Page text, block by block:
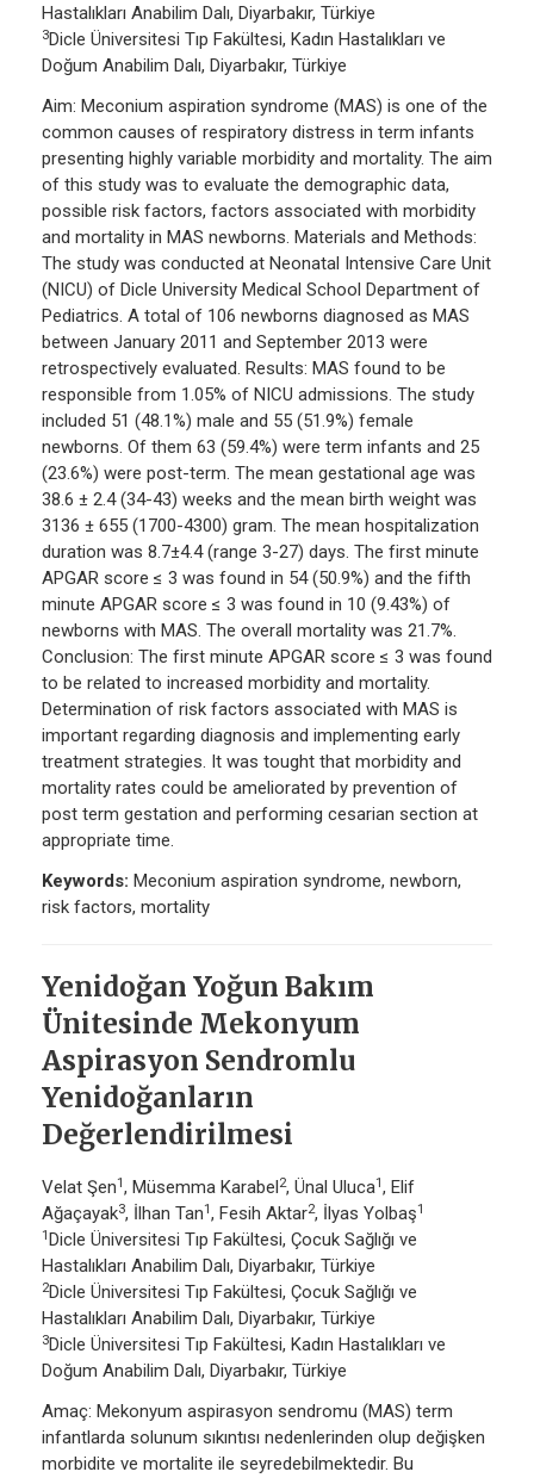
Hastalıkları Anabilim Dalı, Diyarbakır, Türkiye
3Dicle Üniversitesi Tıp Fakültesi, Kadın Hastalıkları ve
Doğum Anabilim Dalı, Diyarbakır, Türkiye
Aim: Meconium aspiration syndrome (MAS) is one of the
common causes of respiratory distress in term infants
presenting highly variable morbidity and mortality. The aim
of this study was to evaluate the demographic data,
possible risk factors, factors associated with morbidity
and mortality in MAS newborns. Materials and Methods:
The study was conducted at Neonatal Intensive Care Unit
(NICU) of Dicle University Medical School Department of
Pediatrics. A total of 106 newborns diagnosed as MAS
between January 2011 and September 2013 were
retrospectively evaluated. Results: MAS found to be
responsible from 1.05% of NICU admissions. The study
included 51 (48.1%) male and 55 (51.9%) female
newborns. Of them 63 (59.4%) were term infants and 25
(23.6%) were post-term. The mean gestational age was
38.6 ± 2.4 (34-43) weeks and the mean birth weight was
3136 ± 655 (1700-4300) gram. The mean hospitalization
duration was 8.7±4.4 (range 3-27) days. The first minute
APGAR score ≤ 3 was found in 54 (50.9%) and the fifth
minute APGAR score ≤ 3 was found in 10 (9.43%) of
newborns with MAS. The overall mortality was 21.7%.
Conclusion: The first minute APGAR score ≤ 3 was found
to be related to increased morbidity and mortality.
Determination of risk factors associated with MAS is
important regarding diagnosis and implementing early
treatment strategies. It was tought that morbidity and
mortality rates could be ameliorated by prevention of
post term gestation and performing cesarian section at
appropriate time.
Keywords: Meconium aspiration syndrome, newborn,
risk factors, mortality
Yenidoğan Yoğun Bakım
Ünitesinde Mekonyum
Aspirasyon Sendromlu
Yenidoğanların
Değerlendirilmesi
Velat Şen1, Müsemma Karabel2, Ünal Uluca1, Elif
Ağaçayak3, İlhan Tan1, Fesih Aktar2, İlyas Yolbaş1
1Dicle Üniversitesi Tıp Fakültesi, Çocuk Sağlığı ve
Hastalıkları Anabilim Dalı, Diyarbakır, Türkiye
2Dicle Üniversitesi Tıp Fakültesi, Çocuk Sağlığı ve
Hastalıkları Anabilim Dalı, Diyarbakır, Türkiye
3Dicle Üniversitesi Tıp Fakültesi, Kadın Hastalıkları ve
Doğum Anabilim Dalı, Diyarbakır, Türkiye
Amaç: Mekonyum aspirasyon sendromu (MAS) term
infantlarda solunum sıkıntısı nedenlerinden olup değişken
morbidite ve mortalite ile seyredebilmektedir. Bu